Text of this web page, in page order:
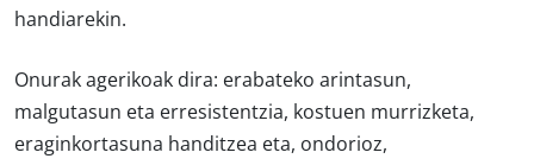
handiarekin.
Onurak agerikoak dira: erabateko arintasun,
malgutasun eta erresistentzia, kostuen murrizketa,
eraginkortasuna handitzea eta, ondorioz,